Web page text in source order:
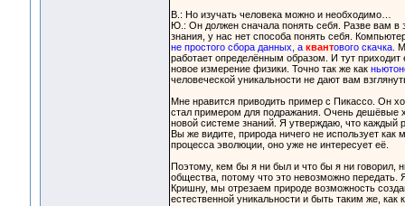
В.: Но изучать человека можно и необходимо…
Ю.: Он должен сначала понять себя. Разве вам в
знания, у нас нет способа понять себя.
не простого сбора данных, а квантового скачка.
работает определённым образом. И тут
новое измерение физики. Точно так же как
человеческой уникальности не дают вам
Мне нравится приводить пример с Пикассо. Он
стал примером для подражания. Очень дешёвые
новой системе знаний. Я утверждаю, что каждый
Вы же видите, природа ничего не использует
процесса эволюции, оно уже не интересует её.
Поэтому, кем бы я ни был и что бы я ни говорил,
общества, потому что это невозможно
Кришну, мы отрезаем природе возможность
естественной уникальности и быть таким же, как